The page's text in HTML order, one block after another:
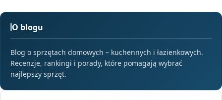
O blogu
Blog o sprzętach domowych – kuchennych i łazienkowych.
Recenzje, rankingi i porady, które pomagają wybrać
najlepszy sprzęt.